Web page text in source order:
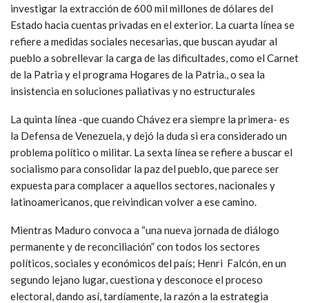
investigar la extracción de 600 mil millones de dólares del
Estado hacia cuentas privadas en el exterior. La cuarta línea se
refiere a medidas sociales necesarias, que buscan ayudar al
pueblo a sobrellevar la carga de las dificultades, como el Carnet
de la Patria y el programa Hogares de la Patria., o sea la
insistencia en soluciones paliativas y no estructurales
La quinta línea -que cuando Chávez era siempre la primera- es
la Defensa de Venezuela, y dejó la duda si era considerado un
problema político o militar. La sexta línea se refiere a buscar el
socialismo para consolidar la paz del pueblo, que parece ser
expuesta para complacer a aquellos sectores, nacionales y
latinoamericanos, que reivindican volver a ese camino.
Mientras Maduro convoca a “una nueva jornada de diálogo
permanente y de reconciliación” con todos los sectores
políticos, sociales y económicos del país; Henri Falcón, en un
segundo lejano lugar, cuestiona y desconoce el proceso
electoral, dando así, tardíamente, la razón a la estrategia